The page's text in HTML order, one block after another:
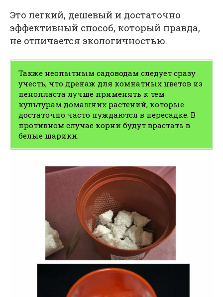
Это легкий, дешевый и достаточно
эффективный способ, который правда,
не отличается экологичностью.
Также неопытным садоводам следует сразу
учесть, что дренаж для комнатных цветов из
пенопласта лучше применять к тем
культурам домашних растений, которые
достаточно часто нуждаются в пересадке. В
противном случае корни будут врастать в
белые шарики.